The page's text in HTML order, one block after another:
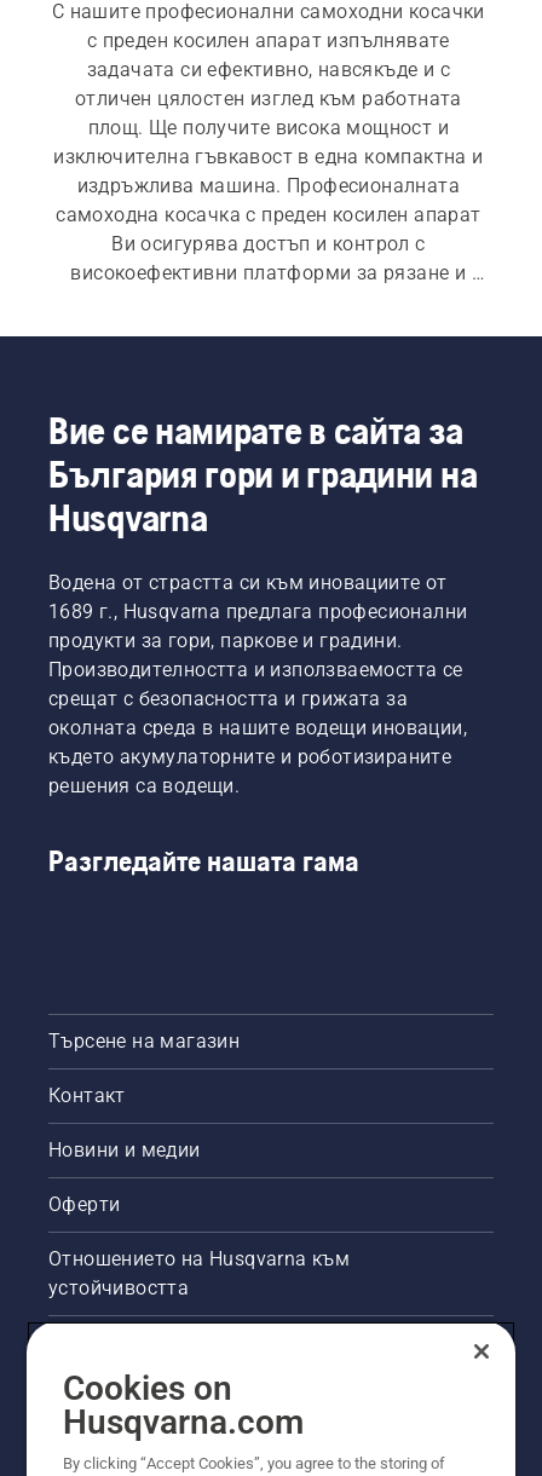
С нашите професионални самоходни косачки
с преден косилен апарат изпълнявате
задачата си ефективно, навсякъде и с
отличен цялостен изглед към работната
площ. Ще получите висока мощност и
изключителна гъвкавост в една компактна и
издръжлива машина. Професионалната
самоходна косачка с преден косилен апарат
Ви осигурява достъп и контрол с
високоефективни платформи за рязане и
за цялата година. Можете да намерите
хибридно захранване.
Вие се намирате в сайта за
България гори и градини на
Husqvarna
Водена от страстта си към иновациите от
1689 г., Husqvarna предлага професионални
продукти за гори, паркове и градини.
Производителността и използваемостта се
срещат с безопасността и грижата за
околната среда в нашите водещи иновации,
където акумулаторните и роботизираните
решения са водещи.
Разгледайте нашата гама
Търсене на магазин
Контакт
Новини и медии
Оферти
Отношението на Husqvarna към
устойчивостта
Други сайтове на Husqvarna
Cookies on
Husqvarna.com
By clicking “Accept Cookies”, you agree to the storing of